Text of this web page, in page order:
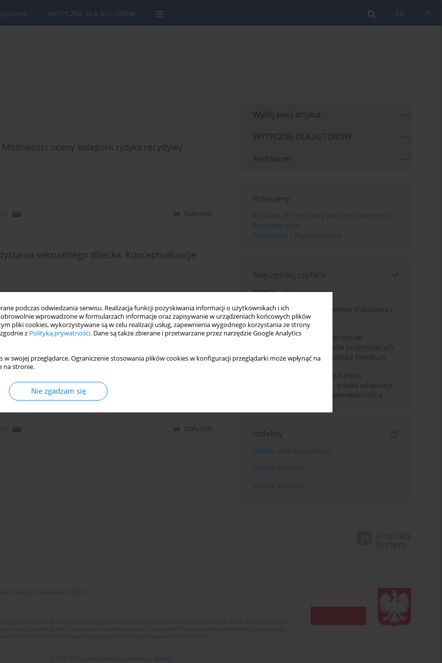
podczas odwiedzania serwisu. Realizacja funkcji pozyskiwania informacji o użytkownikach i ich
wprowadzone w formularzach informacje oraz zapisywanie w urządzeniach końcowych plików
pliki cookies, wykorzystywane są w celu realizacji usług, zapewnienia wygodnego korzystania ze strony
z Polityką prywatności. Dane są także zbierane i przetwarzane przez narzędzie Google Analytics
w swojej przeglądarce. Ograniczenie stosowania plików cookies w konfiguracji przeglądarki może wpłynąć na
na stronie.
Nie zgadzam się
PL
EN
WYTYCZNE DLA AUTORÓW
oceny kategorii ryzyka recydywy
Statystyki
seksualnego dziecka. Konceptualizacje
Statystyki
tle seksualnym – perspektywa specjalistów ds.
Statystyki
Wyślij swój artykuł
WYTYCZNE DLA AUTORÓW
Archiwum
Polecamy
Archives of Psychiatry and Psychotherapy
Psychoterapia
Psychiatria i Psychoterapia
Najczęściej czytane
Miesiąc
Rok
Leczenie bezsenności – wpływ trazodonu i
leków nasennych na sen
Fałszywie dodatnie wyniki testów
narkotykowych u pacjentów przyjmujących
leki psychotropowe – przegląd literatury
Montrealska Skala Oceny Funkcji
Poznawczych MoCA 7.2.– polska adaptacja
metody i badania nad równoważnością
Indeksy
Indeks słów kluczowych
Indeks dziedzin
Indeks autorów
Bentus